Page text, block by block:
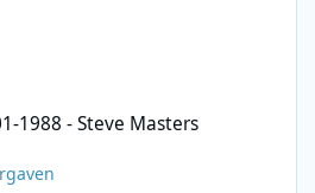
1988 - Steve Masters